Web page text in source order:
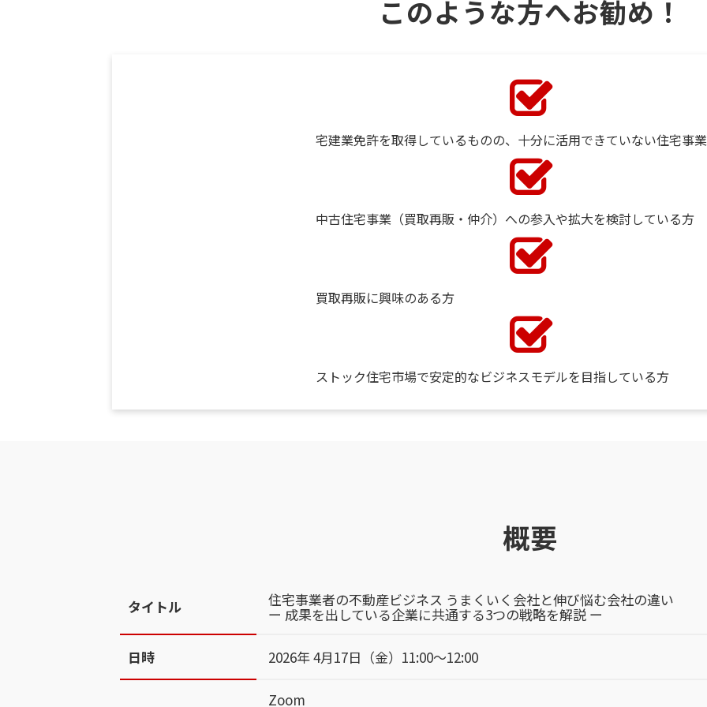
このような方へお勧め！
宅建業免許を取得しているものの、十分に活用できていない住宅事
中古住宅事業（買取再販・仲介）への参入や拡大を検討している方
買取再販に興味のある方
ストック住宅市場で安定的なビジネスモデルを目指している方
概要
タイトル 住宅事業者の不動産ビジネス うまくいく会社と伸び悩む会社の違い
ー 成果を出している企業に共通する3つの戦略を解説 ー
日時 2026年 4月17日（金）11:00～12:00
Zoom